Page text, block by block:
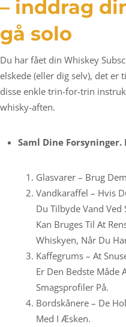
– inddrag
gå solo
Du har fået din Whiskey
elskede (eller dig selv), det er
disse enkle trin-for-trin
whisky-aften.
Saml Dine Forsyninger.
Glasvarer – Brug
Vandkaraffel – Hvis
Du Tilbyde Vand
Kan Bruges Til At
Whiskyen, Når Du
Kaffegrums – At
Er Den Bedste Måde
Smagsprofiler På.
Bordskånere – De
Med I Æsken.